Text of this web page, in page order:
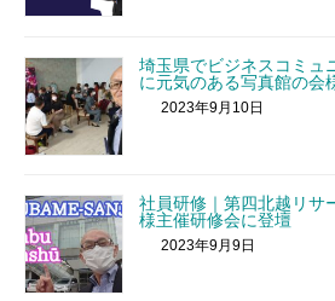
埼玉県でビジネスコミュ
に元気のある写真館の会
2023年9月10日
社員研修｜第四北越リサ
様主催研修会に登壇
2023年9月9日